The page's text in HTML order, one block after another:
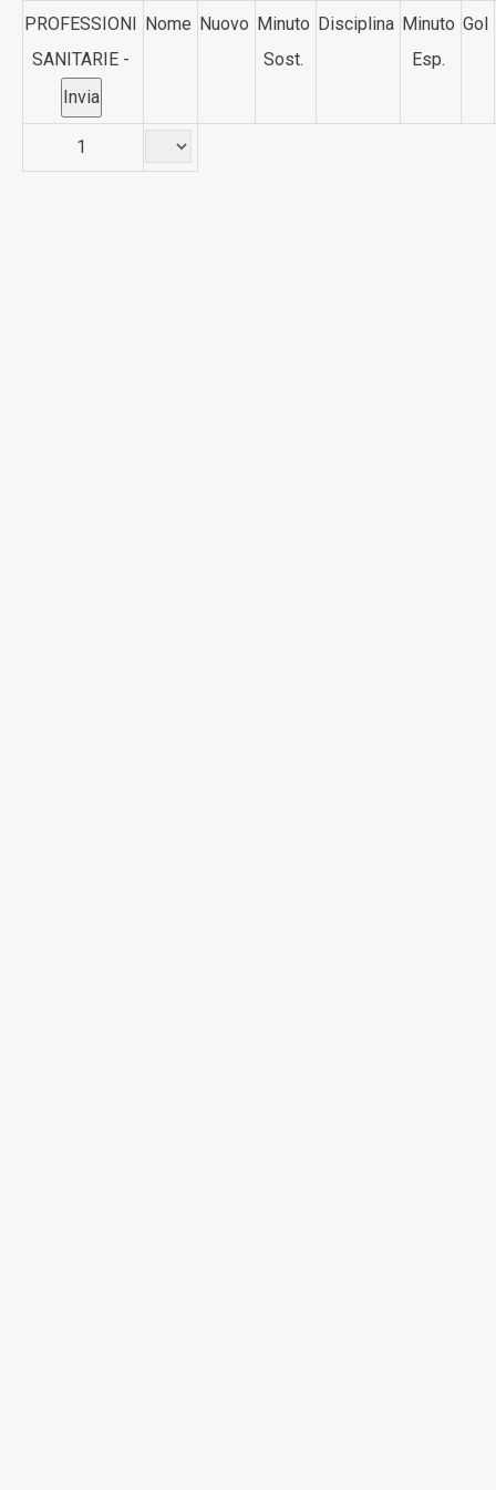
PROFESSIONI
SANITARIE -
Nome Nuovo Minuto
Sost.
Disciplina Minuto
Esp.
Gol
1